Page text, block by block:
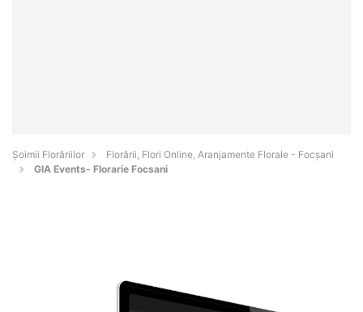
Șoimii Florăriilor
Florării, Flori Online, Aranjamente Florale - Focşani
GIA Events- Florarie Focsani